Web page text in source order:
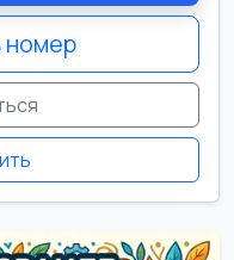
номер